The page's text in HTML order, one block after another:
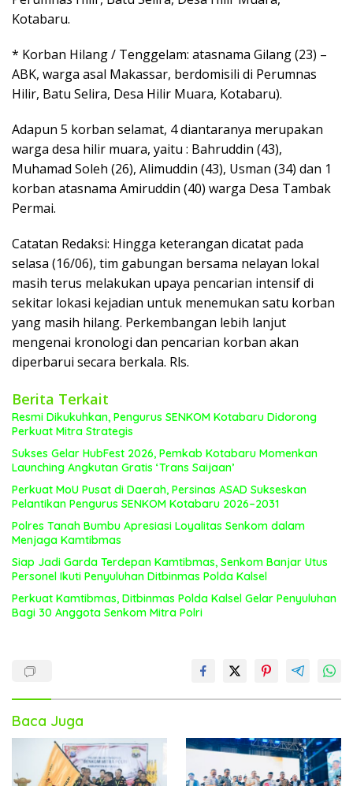
Kotabaru.
* Korban Hilang / Tenggelam: atasnama Gilang (23) –
ABK, warga asal Makassar, berdomisili di Perumnas
Hilir, Batu Selira, Desa Hilir Muara, Kotabaru).
Adapun 5 korban selamat, 4 diantaranya merupakan
warga desa hilir muara, yaitu : Bahruddin (43),
Muhamad Soleh (26), Alimuddin (43), Usman (34) dan 1
korban atasnama Amiruddin (40) warga Desa Tambak
Permai.
Catatan Redaksi: Hingga keterangan dicatat pada
selasa (16/06), tim gabungan bersama nelayan lokal
masih terus melakukan upaya pencarian intensif di
sekitar lokasi kejadian untuk menemukan satu korban
yang masih hilang. Perkembangan lebih lanjut
mengenai kronologi dan pencarian korban akan
diperbarui secara berkala. Rls.
Berita Terkait
Resmi Dikukuhkan, Pengurus SENKOM Kotabaru Didorong
Perkuat Mitra Strategis
Sukses Gelar HubFest 2026, Pemkab Kotabaru Momenkan
Launching Angkutan Gratis ‘Trans Saijaan’
Perkuat MoU Pusat di Daerah, Persinas ASAD Sukseskan
Pelantikan Pengurus SENKOM Kotabaru 2026–2031
Polres Tanah Bumbu Apresiasi Loyalitas Senkom dalam
Menjaga Kamtibmas
Siap Jadi Garda Terdepan Kamtibmas, Senkom Banjar Utus
Personel Ikuti Penyuluhan Ditbinmas Polda Kalsel
Perkuat Kamtibmas, Ditbinmas Polda Kalsel Gelar Penyuluhan
Bagi 30 Anggota Senkom Mitra Polri
Baca Juga